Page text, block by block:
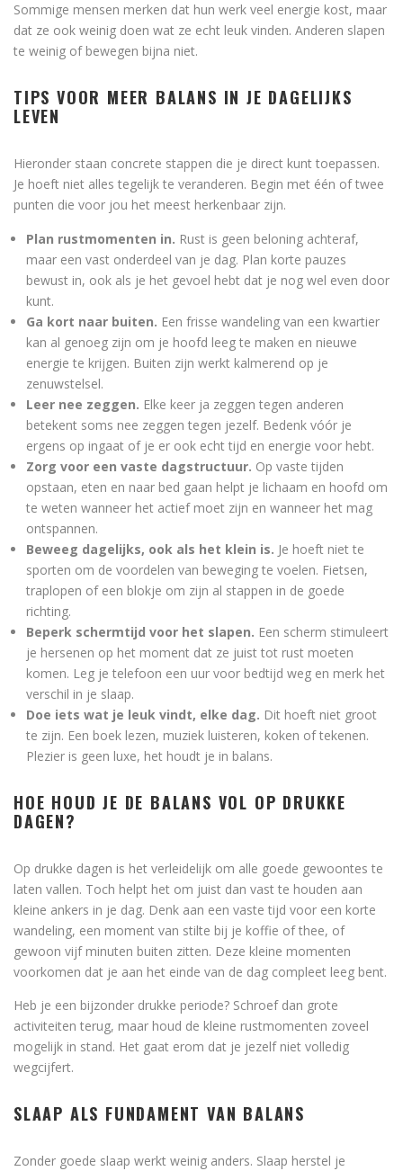
Sommige mensen merken dat hun werk veel energie kost, maar
dat ze ook weinig doen wat ze echt leuk vinden. Anderen slapen
te weinig of bewegen bijna niet.
TIPS VOOR MEER BALANS IN JE DAGELIJKS
LEVEN
Hieronder staan concrete stappen die je direct kunt toepassen.
Je hoeft niet alles tegelijk te veranderen. Begin met één of twee
punten die voor jou het meest herkenbaar zijn.
Plan rustmomenten in. Rust is geen beloning achteraf,
maar een vast onderdeel van je dag. Plan korte pauzes
bewust in, ook als je het gevoel hebt dat je nog wel even door
kunt.
Ga kort naar buiten. Een frisse wandeling van een kwartier
kan al genoeg zijn om je hoofd leeg te maken en nieuwe
energie te krijgen. Buiten zijn werkt kalmerend op je
zenuwstelsel.
Leer nee zeggen. Elke keer ja zeggen tegen anderen
betekent soms nee zeggen tegen jezelf. Bedenk vóór je
ergens op ingaat of je er ook echt tijd en energie voor hebt.
Zorg voor een vaste dagstructuur. Op vaste tijden
opstaan, eten en naar bed gaan helpt je lichaam en hoofd om
te weten wanneer het actief moet zijn en wanneer het mag
ontspannen.
Beweeg dagelijks, ook als het klein is. Je hoeft niet te
sporten om de voordelen van beweging te voelen. Fietsen,
traplopen of een blokje om zijn al stappen in de goede
richting.
Beperk schermtijd voor het slapen. Een scherm stimuleert
je hersenen op het moment dat ze juist tot rust moeten
komen. Leg je telefoon een uur voor bedtijd weg en merk het
verschil in je slaap.
Doe iets wat je leuk vindt, elke dag. Dit hoeft niet groot
te zijn. Een boek lezen, muziek luisteren, koken of tekenen.
Plezier is geen luxe, het houdt je in balans.
HOE HOUD JE DE BALANS VOL OP DRUKKE
DAGEN?
Op drukke dagen is het verleidelijk om alle goede gewoontes te
laten vallen. Toch helpt het om juist dan vast te houden aan
kleine ankers in je dag. Denk aan een vaste tijd voor een korte
wandeling, een moment van stilte bij je koffie of thee, of
gewoon vijf minuten buiten zitten. Deze kleine momenten
voorkomen dat je aan het einde van de dag compleet leeg bent.
Heb je een bijzonder drukke periode? Schroef dan grote
activiteiten terug, maar houd de kleine rustmomenten zoveel
mogelijk in stand. Het gaat erom dat je jezelf niet volledig
wegcijfert.
SLAAP ALS FUNDAMENT VAN BALANS
Zonder goede slaap werkt weinig anders. Slaap herstel je